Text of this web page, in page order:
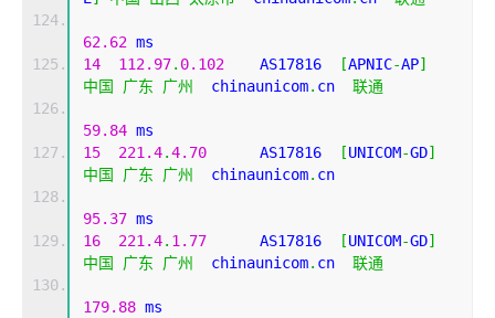
62.62 ms
14
112.97. 0.102
    AS17816
[APNIC-AP]
中国
广东 广州
  chinaunicom
. cn 联通
59.84 ms
15
221.4.4.70
      AS17816
[UNICOM-GD]
中国
广东 广州
  chinaunicom
. cn
95.37 ms
16
221.4. 1.77
      AS17816
[UNICOM-GD]
中国
广东 广州
  chinaunicom
. cn 联通
179.88 ms